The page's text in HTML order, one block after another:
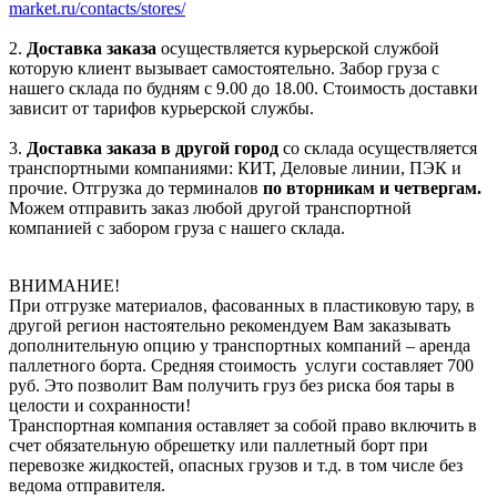
market.ru/contacts/stores/
2. Доставка заказа осуществляется курьерской службой
которую клиент вызывает самостоятельно. Забор груза с
нашего склада по будням с 9.00 до 18.00. Стоимость доставки
зависит от тарифов курьерской службы.
3. Доставка заказа в другой город со склада осуществляется
транспортными компаниями: КИТ, Деловые линии, ПЭК и
прочие. Отгрузка до терминалов по вторникам и четвергам.
Можем отправить заказ любой другой транспортной
компанией с забором груза с нашего склада.
ВНИМАНИЕ!
При отгрузке материалов, фасованных в пластиковую тару, в
другой регион настоятельно рекомендуем Вам заказывать
дополнительную опцию у транспортных компаний – аренда
паллетного борта. Средняя стоимость услуги составляет 700
руб. Это позволит Вам получить груз без риска боя тары в
целости и сохранности!
Транспортная компания оставляет за собой право включить в
счет обязательную обрешетку или паллетный борт при
перевозке жидкостей, опасных грузов и т.д. в том числе без
ведома отправителя.